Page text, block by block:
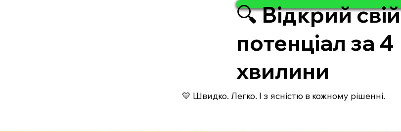
🔍 Відкрий свій
потенціал за 4
хвилини
💛 Швидко. Легко. І з ясністю в кожному рішенні.